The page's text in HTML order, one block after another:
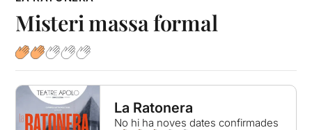
Misteri massa formal
La Ratonera
No hi ha noves dates confirmades